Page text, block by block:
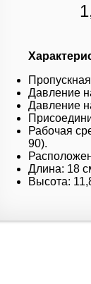
Давление
Давление
Рабочая
90).
Длина: 18
Высота: